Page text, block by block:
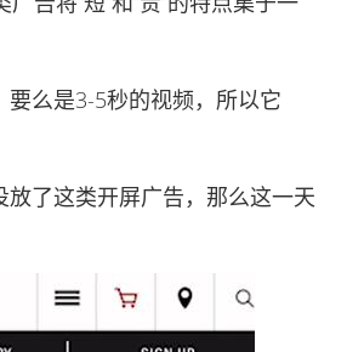
么是3-5秒的视频，所以它
了这类开屏广告，那么这一天